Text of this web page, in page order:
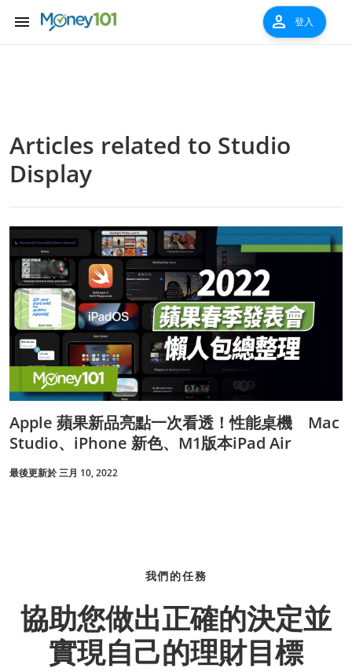
menu person 登入
Articles related to Studio
Display
Apple 蘋果新品亮點一次看透！性能桌機 Mac
Studio、iPhone 新色、M1版本iPad Air
最後更新於 三月 10, 2022
我們的任務
協助您做出正確的決定並
實現自己的理財目標